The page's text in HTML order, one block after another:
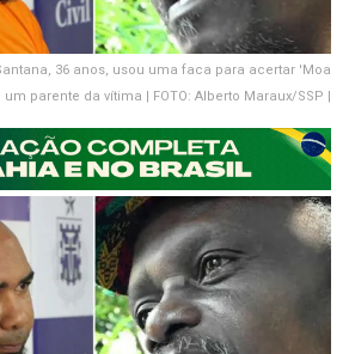
36 anos, usou uma faca para acertar 'Moa
parente da vítima | FOTO: Alberto Maraux/SSP |